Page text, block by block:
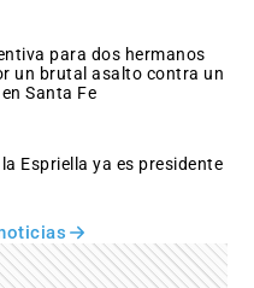
para dos hermanos
un brutal asalto contra un
Santa Fe
Espriella ya es presidente